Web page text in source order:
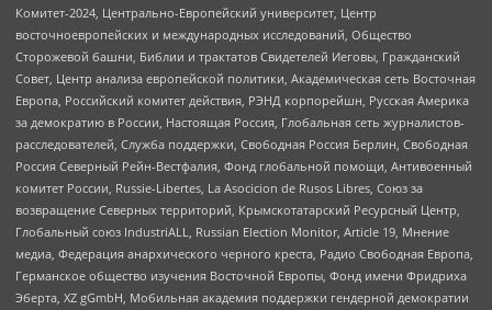
Комитет-2024, Центрально-Европейский университет, Центр
восточноевропейских и международных исследований, Общество
Сторожевой башни, Библии и трактатов Свидетелей Иеговы, Гражданский
Совет, Центр анализа европейской политики, Академическая сеть Восточная
Европа, Российский комитет действия, РЭНД корпорейшн, Русская Америка
за демократию в России, Настоящая Россия, Глобальная сеть журналистов-
расследователей, Служба поддержки, Свободная Россия Берлин, Свободная
Россия Северный Рейн-Вестфалия, Фонд глобальной помощи, Антивоенный
комитет России, Russie-Libertes, La Asocicion de Rusos Libres, Союз за
возвращение Северных территорий, Крымскотатарский Ресурсный Центр,
Глобальный союз IndustriALL, Russian Election Monitor, Article 19, Мнение
медиа, Федерация анархического черного креста, Радио Свободная Европа,
Германское общество изучения Восточной Европы, Фонд имени Фридриха
Эберта, XZ gGmbH, Мобильная академия поддержки гендерной демократии